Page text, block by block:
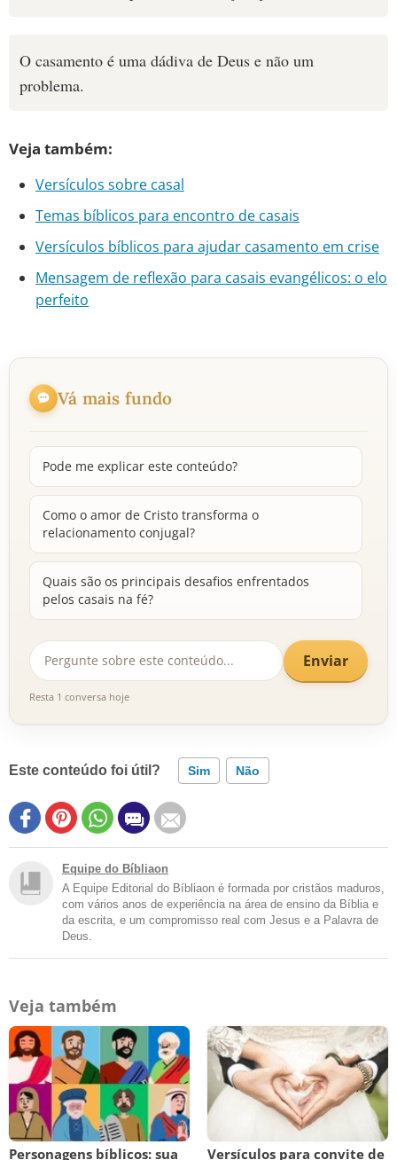
O casamento é uma dádiva de Deus e não um
problema.
Veja também:
Versículos sobre casal
Temas bíblicos para encontro de casais
Versículos bíblicos para ajudar casamento em crise
Mensagem de reflexão para casais evangélicos: o elo
perfeito
Vá mais fundo
Pode me explicar este conteúdo?
Como o amor de Cristo transforma o
relacionamento conjugal?
Quais são os principais desafios enfrentados
pelos casais na fé?
Enviar
Resta 1 conversa hoje
Este conteúdo foi útil? Sim Não
Equipe do Bíbliaon
A Equipe Editorial do Bíbliaon é formada por cristãos maduros,
com vários anos de experiência na área de ensino da Bíblia e
da escrita, e um compromisso real com Jesus e a Palavra de
Deus.
Veja também
Personagens bíblicos: sua
Versículos para convite de